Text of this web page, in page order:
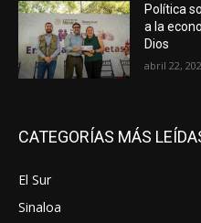
Política
a la
Dios
abril 22,
CATEGORÍAS MÁS
El Sur
Sinaloa